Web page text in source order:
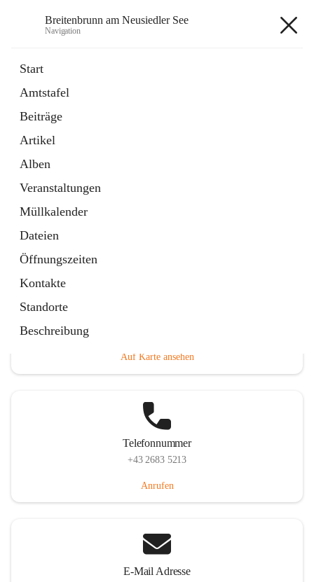
Breitenbrunn am Neusiedler See
Navigation
Start
Amtstafel
Beiträge
Artikel
Alben
Veranstaltungen
Müllkalender
Dateien
Öffnungszeiten
Kontakte
Standorte
Beschreibung
18 Schnellzugriffe
Gemeindeservice
Auf Karte ansehen
Telefonnummer
+43 2683 5213
Anrufen
E-Mail Adresse